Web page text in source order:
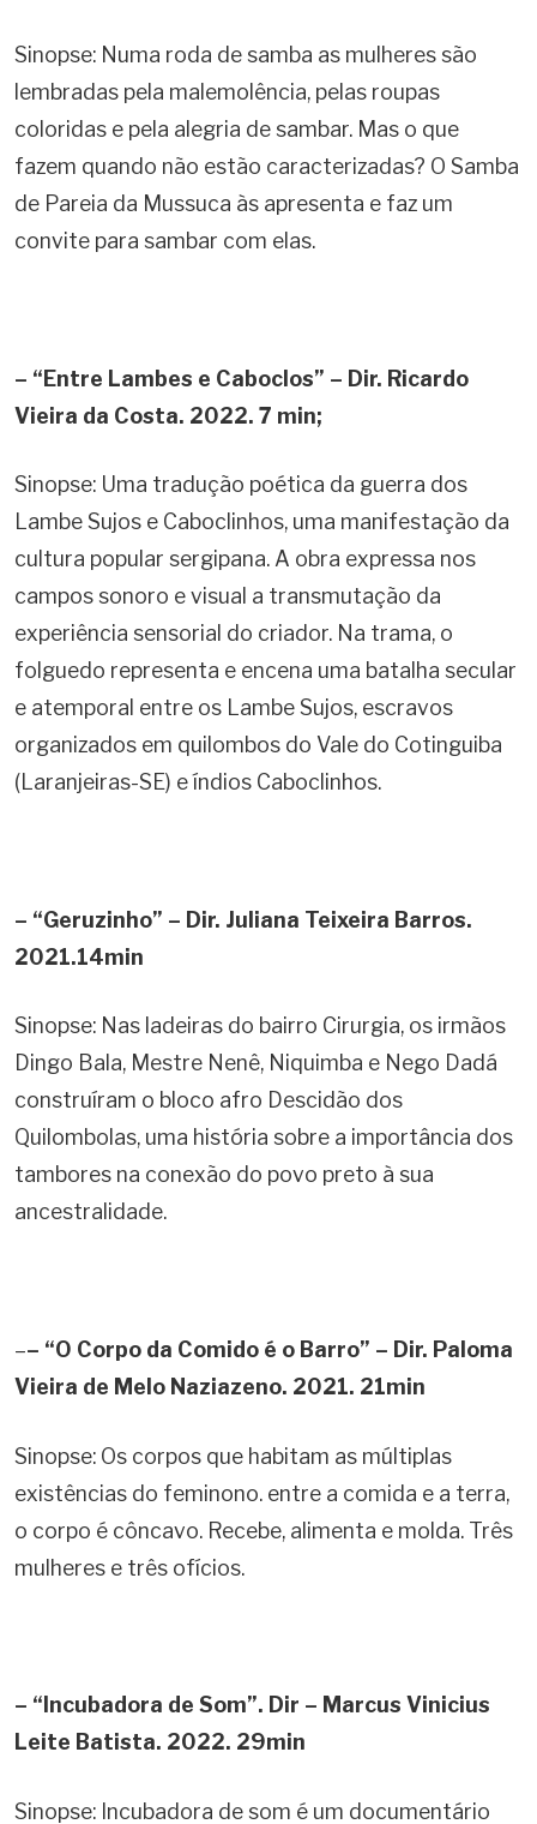
Sinopse: Numa roda de samba as mulheres são
lembradas pela malemolência, pelas roupas
coloridas e pela alegria de sambar. Mas o que
fazem quando não estão caracterizadas? O Samba
de Pareia da Mussuca às apresenta e faz um
convite para sambar com elas.
– “Entre Lambes e Caboclos” – Dir. Ricardo
Vieira da Costa. 2022. 7 min;
Sinopse: Uma tradução poética da guerra dos
Lambe Sujos e Caboclinhos, uma manifestação da
cultura popular sergipana. A obra expressa nos
campos sonoro e visual a transmutação da
experiência sensorial do criador. Na trama, o
folguedo representa e encena uma batalha secular
e atemporal entre os Lambe Sujos, escravos
organizados em quilombos do Vale do Cotinguiba
(Laranjeiras-SE) e índios Caboclinhos.
– “Geruzinho” – Dir. Juliana Teixeira Barros.
2021.14min
Sinopse: Nas ladeiras do bairro Cirurgia, os irmãos
Dingo Bala, Mestre Nenê, Niquimba e Nego Dadá
construíram o bloco afro Descidão dos
Quilombolas, uma história sobre a importância dos
tambores na conexão do povo preto à sua
ancestralidade.
–– “O Corpo da Comido é o Barro” – Dir. Paloma
Vieira de Melo Naziazeno. 2021. 21min
Sinopse: Os corpos que habitam as múltiplas
existências do feminono. entre a comida e a terra,
o corpo é côncavo. Recebe, alimenta e molda. Três
mulheres e três ofícios.
– “Incubadora de Som”. Dir – Marcus Vinicius
Leite Batista. 2022. 29min
Sinopse: Incubadora de som é um documentário